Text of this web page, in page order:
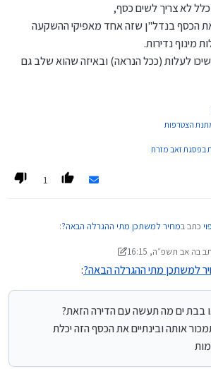
זולה בחצי מיליון ממחיר השוק (או יותר) זה לא
לא צריך לשים כסף,
הכסף בנדל"ן שזה אחד מאפיקי ההשקעה
מינוף נדירות.
לעלות (ככל הנראה) ובאיזה שהוא שלב גם
מתנת הצטרפות
בפסגת זאב מזרח
1
כתב במחיר למשתכן מתי ההגרלה הבאה?:
כתב במחיר למשתכן מתי ההגרלה הבאה?
קישכתב במחיר למשתכן מתי ההגרלה הבאה?
@משכנתאות-בקצב-שלך
וזו אמורה להיות ההגרלה האחרונה ה"שווה"
7 שנים עד שתמכור אותה ובינתיים את הכסף הזה יכלת
מקומות
בה אב תשפ״ה, 16:15
לאחרונה על ידי מונטיפיורי
למשתכן מתי ההגרלה הבאה?:
בבת ים מה תעשה עם הדירה הזאת?
שתמכור אותה ובינתיים את הכסף הזה יכלת